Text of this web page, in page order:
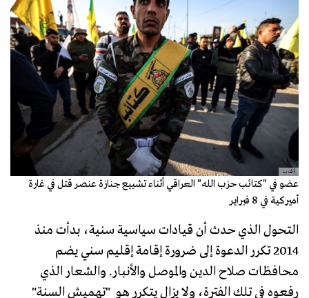
أ ف ب
عضو في "كتائب حزب الله" العراقي أثناء تشييع جنازة عنصر قتل في غارة
أميركية في 8 فبراير
التحول الذي حدث أن قيادات سياسية سنية، بدأت منذ
2014 تكرر الدعوة إلى ضرورة إقامة إقليم سني يضم
محافظات صلاح الدين والموصل والأنبار. والشعار الذي
رفعوه في تلك الفترة، ولا يزال يتكرر هو "تهميش السنة"